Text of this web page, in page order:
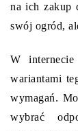
na ich zakup
swój ogród,
W
wariantami
wymagań.
wybrać